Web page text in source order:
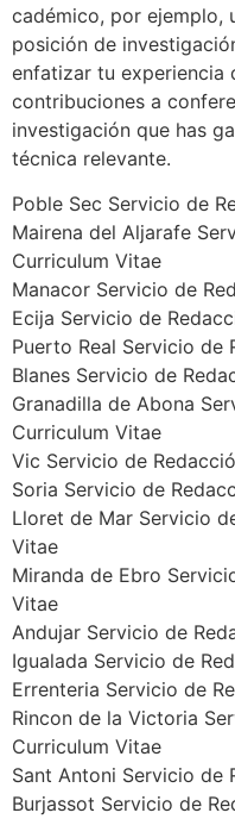
cadémico, por ejemplo,
posición de
enfatizar tu experiencia
contribuciones a
investigación que has
técnica relevante.
Poble Sec Servicio de
Mairena del Aljarafe
Curriculum Vitae
Manacor Servicio de
Ecija Servicio de
Puerto Real Servicio de
Blanes Servicio de
Granadilla de Abona
Curriculum Vitae
Vic Servicio de
Soria Servicio de
Lloret de Mar Servicio
Vitae
Miranda de Ebro
Vitae
Andujar Servicio de
Igualada Servicio de
Errenteria Servicio de
Rincon de la Victoria
Curriculum Vitae
Sant Antoni Servicio de
Burjassot Servicio de